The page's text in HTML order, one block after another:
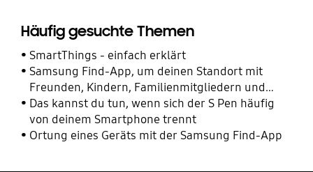
Häufig gesuchte Themen
SmartThings - einfach erklärt
Samsung Find-App, um deinen Standort mit
Freunden, Kindern, Familienmitgliedern und
anderen Kontakten zu teilen
Das kannst du tun, wenn sich der S Pen häufig
von deinem Smartphone trennt
Ortung eines Geräts mit der Samsung Find-App